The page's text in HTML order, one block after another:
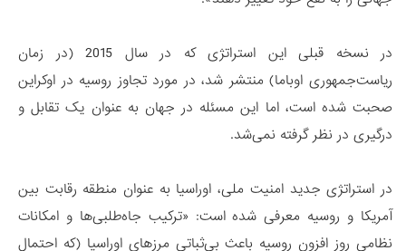
در نسخه قبلی این استراتژی که در سال 2015 (در زمان
ریاست‌جمهوری اوباما) منتشر شد، در مورد تجاوز روسیه در اوکراین
صحبت شده است، اما این مسئله در جهان به عنوان یک تقابل و
درگیری در نظر گرفته نمی‌شد.
در استراتژی جدید امنیت ملی، اوراسیا به عنوان منطقه رقابت بین
آمریکا و روسیه معرفی شده است: «ترکیب جاه‌طلبی‌ها و امکانات
نظامی روز افزون روسیه باعث بی‌ثباتی مرزهای اوراسیا (که احتمال